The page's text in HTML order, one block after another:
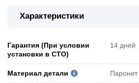
Характеристики
Гарантия (При условии
установки в СТО)
14 дней
Материал детали Паронит